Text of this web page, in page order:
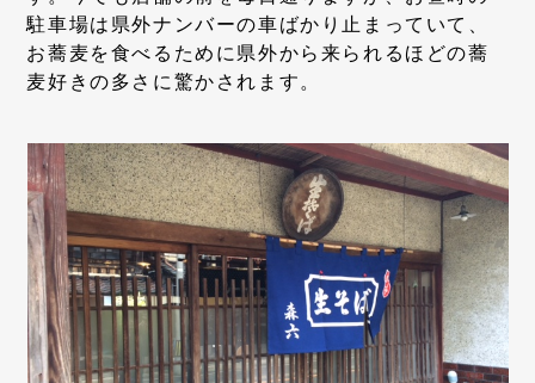
駐車場は県外ナンバーの車ばかり止まっていて、
お蕎麦を食べるために県外から来られるほどの蕎
麦好きの多さに驚かされます。